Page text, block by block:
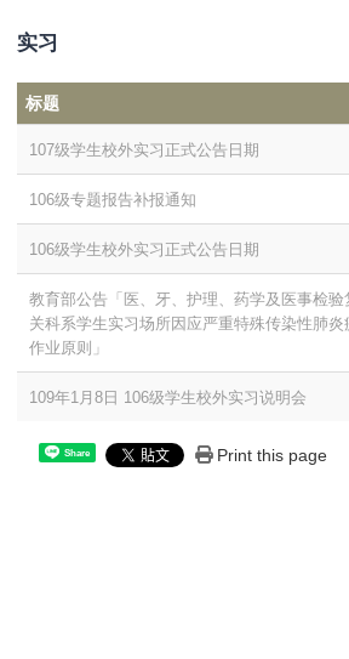
实习
标题
107级学生校外实习正式公告日期
106级专题报告补报通知
106级学生校外实习正式公告日期
教育部公告「医、牙、护理、药学及医事检验
关科系学生实习场所因应严重特殊传染性肺炎
作业原则」
109年1月8日 106级学生校外实习说明会
Share Print this page